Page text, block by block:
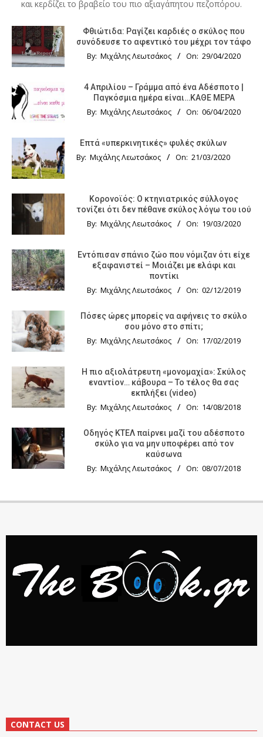
και κερδίζει το βραβείο του πιο αξιαγάπητου πεζοπόρου.
Φθιώτιδα: Ραγίζει καρδιές ο σκύλος που
συνόδευσε το αφεντικό του μέχρι τον τάφο
By: Μιχάλης Λεωτσάκος On: 29/04/2020
4 Απριλίου – Γράμμα από ένα Αδέσποτο |
Παγκόσμια ημέρα είναι…ΚΑΘΕ ΜΕΡΑ
By: Μιχάλης Λεωτσάκος On: 06/04/2020
Επτά «υπερκινητικές» φυλές σκύλων
By: Μιχάλης Λεωτσάκος On: 21/03/2020
Κορονοϊός: Ο κτηνιατρικός σύλλογος
τονίζει ότι δεν πέθανε σκύλος λόγω του ιού
By: Μιχάλης Λεωτσάκος On: 19/03/2020
Εντόπισαν σπάνιο ζώο που νόμιζαν ότι είχε
εξαφανιστεί – Μοιάζει με ελάφι και
ποντίκι
By: Μιχάλης Λεωτσάκος On: 02/12/2019
Πόσες ώρες μπορείς να αφήνεις το σκύλο
σου μόνο στο σπίτι;
By: Μιχάλης Λεωτσάκος On: 17/02/2019
Η πιο αξιολάτρευτη «μονομαχία»: Σκύλος
εναντίον… κάβουρα – Το τέλος θα σας
εκπλήξει (video)
By: Μιχάλης Λεωτσάκος On: 14/08/2018
Οδηγός KTΕΛ παίρνει μαζί του αδέσποτο
σκύλο για να μην υποφέρει από τον
καύσωνα
By: Μιχάλης Λεωτσάκος On: 08/07/2018
CONTACT US